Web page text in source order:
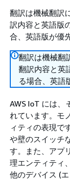
翻訳は機械翻訳
訳内容と英語版
合、英語版が優
翻訳は機械翻
翻訳内容と英
る場合、英語
AWS IoT には、
れています。モ
ィティの表現で
や壁のスイッチ
す。また、アプ
理エンティティ
他のデバイス (